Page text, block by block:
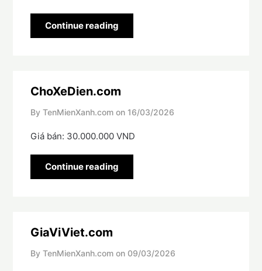
Continue reading
ChoXeDien.com
By TenMienXanh.com on 16/03/2026
Giá bán: 30.000.000 VND
Continue reading
GiaViViet.com
By TenMienXanh.com on 09/03/2026